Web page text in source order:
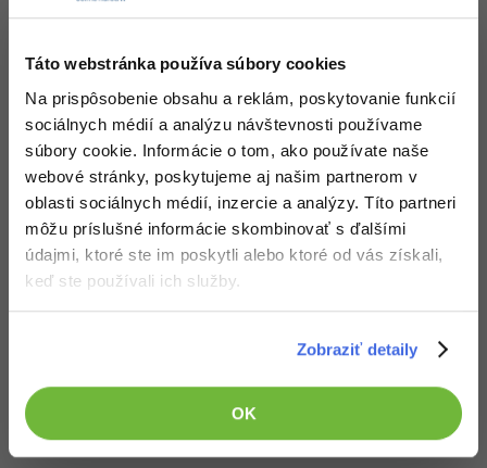
Táto webstránka používa súbory cookies
Na prispôsobenie obsahu a reklám, poskytovanie funkcií
sociálnych médií a analýzu návštevnosti používame
súbory cookie. Informácie o tom, ako používate naše
webové stránky, poskytujeme aj našim partnerom v
oblasti sociálnych médií, inzercie a analýzy. Títo partneri
môžu príslušné informácie skombinovať s ďalšími
údajmi, ktoré ste im poskytli alebo ktoré od vás získali,
keď ste používali ich služby.
Zobraziť detaily
OK
Správa pomenovaných
V tutoriáli pre pokročilých
používateľov Excelu si
predstavíme pomenované
oblasti, správcu názvov a
uvedieme sa do práce s
hárkami.
Zobraziť všetko (59)
Ocenenie
Doplňujúce informácie
Obľúbené IDE, Editor